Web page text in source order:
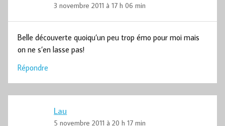
3 novembre 2011 à 17 h 06 min
Belle découverte quoiqu’un peu trop émo pour moi mais
on ne s’en lasse pas!
Répondre
Lau
5 novembre 2011 à 20 h 17 min